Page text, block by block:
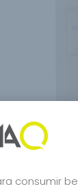
consumir